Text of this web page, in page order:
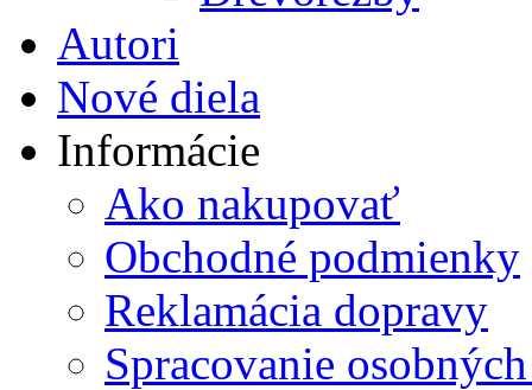
Autori
Nové diela
Informácie
Ako nakupovať
Obchodné podmienky
Reklamácia dopravy
Spracovanie